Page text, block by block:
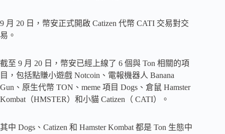
9 月 20 日，幣安正式開啟 Catizen 代幣 CATI 交易對交
易。
截至 9 月 20 日，幣安已經上線了 6 個與 Ton 相關的項
目，包括點賺小遊戲 Notcoin、電報機器人 Banana
Gun、原生代幣 TON、meme 項目 Dogs、倉鼠 Hamster
Kombat（HMSTER）和小貓 Catizen（ CATI）。
其中 Dogs、Catizen 和 Hamster Kombat 都是 Ton 生態中